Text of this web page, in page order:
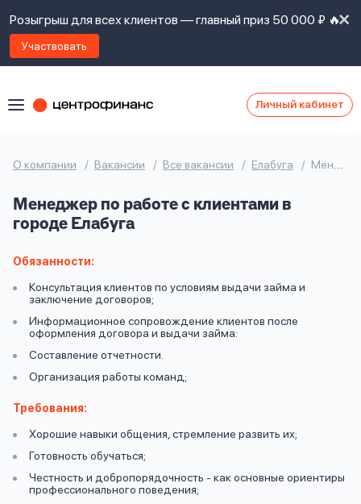
Розыгрыш для всех клиентов — главный приз 50 000 ₽ 🔥
Участвовать
Личный кабинет
О компании Вакансии Все вакансии Елабуга Менеджер по работе с клиентами
Менеджер по работе с клиентами в
городе Елабуга
Обязанности:
Консультация клиентов по условиям выдачи займа и
заключение договоров;
Информационное сопровождение клиентов после
оформления договора и выдачи займа:
Составление отчетности.
Организация работы команд;
Требования:
Хорошие навыки общения, стремление развить их;
Готовность обучаться;
Честность и добропорядочность - как основные ориентиры
профессионального поведения;
контакты
Задать
вопрос
Ок
Ок
Я
правилами
предоставления
политикой
даю
согласие
на
обработку
личных
данных